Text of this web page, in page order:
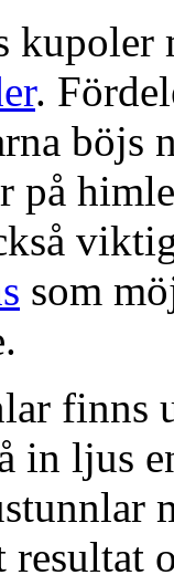
kupoler
.
böjs
på
som
finns
in ljus
resultat